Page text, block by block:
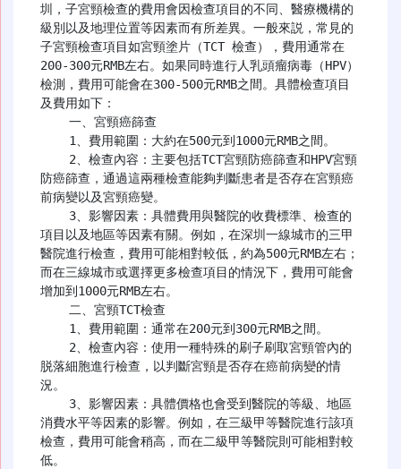
圳，子宮頸檢查的費用會因檢查項目的不同、醫療機構的
級別以及地理位置等因素而有所差異。一般來説，常見的
子宮頸檢查項目如宮頸塗片（TCT 檢查），費用通常在
200-300元RMB左右。如果同時進行人乳頭瘤病毒（HPV）
檢測，費用可能會在300-500元RMB之間。具體檢查項目
及費用如下：
防癌篩查，通過這兩種檢查能夠判斷患者是否存在宮頸癌
前病變以及宮頸癌變。
項目以及地區等因素有關。例如，在深圳一線城市的三甲
醫院進行檢查，費用可能相對較低，約為500元RMB左右；
而在三線城市或選擇更多檢查項目的情況下，費用可能會
增加到1000元RMB左右。
脱落細胞進行檢查，以判斷宮頸是否存在癌前病變的情
況。
消費水平等因素的影響。例如，在三級甲等醫院進行該項
檢查，費用可能會稍高，而在二級甲等醫院則可能相對較
低。